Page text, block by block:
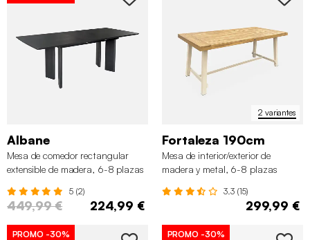
Albane
Mesa de comedor rectangular
extensible de madera, 6-8 plazas
5 (2)
449,99 € 224,99 €
2 variantes
Fortaleza 190cm
Mesa de interior/exterior de
madera y metal, 6-8 plazas
3.3 (15)
299,99 €
PROMO -30% PROMO -30%